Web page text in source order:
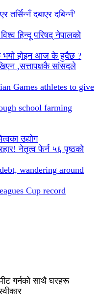
तर्सिन्नँ दबाएर दबिन्नँ’
हिन्दू परिषद् नेपालको
भयो होइन आज के हुदैछ ?
,सत्तापक्षकै सांसदले
Games athletes to give
school farming
उद्योग
नेतृत्व फेर्न ५६ पृष्ठको
wandering around
Cup record
गर्नको साथै घरहरू